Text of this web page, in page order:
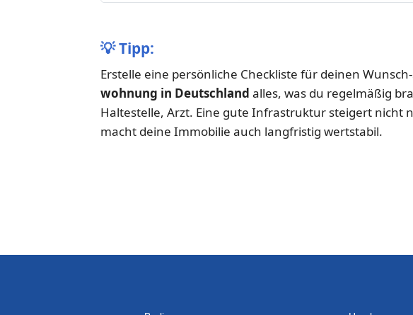
💡Tipp:
Erstelle eine persönliche Checkliste für deinen
wohnung in Deutschland alles, was du regelmäßig
Haltestelle, Arzt. Eine gute Infrastruktur steigert nicht
macht deine Immobilie auch langfristig wertstabil.